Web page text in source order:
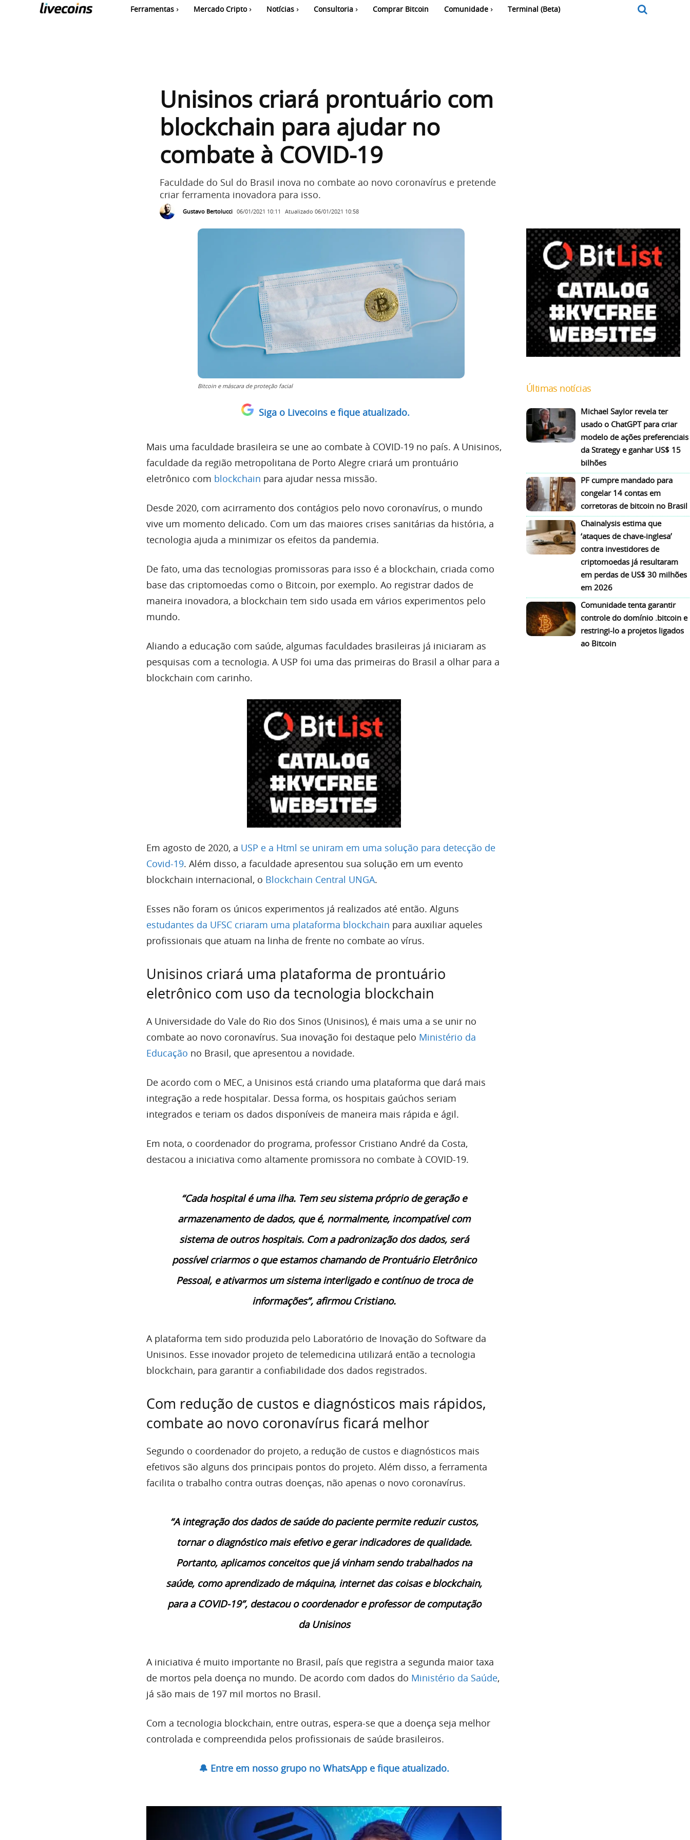
Ferramentas Mercado Cripto Notícias Consultoria Comprar Bitcoin Comunidade Terminal (Beta)
Unisinos criará prontuário com
blockchain para ajudar no
combate à COVID-19
Faculdade do Sul do Brasil inova no combate ao novo coronavírus e pretende
criar ferramenta inovadora para isso.
Gustavo Bertolucci 06/01/2021 10:11 Atualizado 06/01/2021 10:58
Bitcoin e máscara de proteção facial
Siga o Livecoins e fique atualizado.
Mais uma faculdade brasileira se une ao combate à COVID-19 no país. A Unisinos,
faculdade da região metropolitana de Porto Alegre criará um prontuário
eletrônico com blockchain para ajudar nessa missão.
Desde 2020, com acirramento dos contágios pelo novo coronavírus, o mundo
vive um momento delicado. Com um das maiores crises sanitárias da história, a
tecnologia ajuda a minimizar os efeitos da pandemia.
De fato, uma das tecnologias promissoras para isso é a blockchain, criada como
base das criptomoedas como o Bitcoin, por exemplo. Ao registrar dados de
maneira inovadora, a blockchain tem sido usada em vários experimentos pelo
mundo.
Aliando a educação com saúde, algumas faculdades brasileiras já iniciaram as
pesquisas com a tecnologia. A USP foi uma das primeiras do Brasil a olhar para a
blockchain com carinho.
Em agosto de 2020, a USP e a Html se uniram em uma solução para detecção de
Covid-19. Além disso, a faculdade apresentou sua solução em um evento
blockchain internacional, o Blockchain Central UNGA.
Esses não foram os únicos experimentos já realizados até então. Alguns
estudantes da UFSC criaram uma plataforma blockchain para auxiliar aqueles
profissionais que atuam na linha de frente no combate ao vírus.
Unisinos criará uma plataforma de prontuário
eletrônico com uso da tecnologia blockchain
A Universidade do Vale do Rio dos Sinos (Unisinos), é mais uma a se unir no
combate ao novo coronavírus. Sua inovação foi destaque pelo Ministério da
Educação no Brasil, que apresentou a novidade.
De acordo com o MEC, a Unisinos está criando uma plataforma que dará mais
integração a rede hospitalar. Dessa forma, os hospitais gaúchos seriam
integrados e teriam os dados disponíveis de maneira mais rápida e ágil.
Em nota, o coordenador do programa, professor Cristiano André da Costa,
destacou a iniciativa como altamente promissora no combate à COVID-19.
“Cada hospital é uma ilha. Tem seu sistema próprio de geração e
armazenamento de dados, que é, normalmente, incompatível com
sistema de outros hospitais. Com a padronização dos dados, será
possível criarmos o que estamos chamando de Prontuário Eletrônico
Pessoal, e ativarmos um sistema interligado e contínuo de troca de
informações”, afirmou Cristiano.
A plataforma tem sido produzida pelo Laboratório de Inovação do Software da
Unisinos. Esse inovador projeto de telemedicina utilizará então a tecnologia
blockchain, para garantir a confiabilidade dos dados registrados.
Com redução de custos e diagnósticos mais rápidos,
combate ao novo coronavírus ficará melhor
Segundo o coordenador do projeto, a redução de custos e diagnósticos mais
efetivos são alguns dos principais pontos do projeto. Além disso, a ferramenta
facilita o trabalho contra outras doenças, não apenas o novo coronavírus.
“A integração dos dados de saúde do paciente permite reduzir custos,
tornar o diagnóstico mais efetivo e gerar indicadores de qualidade.
Portanto, aplicamos conceitos que já vinham sendo trabalhados na
saúde, como aprendizado de máquina, internet das coisas e blockchain,
para a COVID-19”, destacou o coordenador e professor de computação
da Unisinos
A iniciativa é muito importante no Brasil, país que registra a segunda maior taxa
de mortos pela doença no mundo. De acordo com dados do Ministério da Saúde,
já são mais de 197 mil mortos no Brasil.
Com a tecnologia blockchain, entre outras, espera-se que a doença seja melhor
controlada e compreendida pelos profissionais de saúde brasileiros.
🔔 Entre em nosso grupo no WhatsApp e fique atualizado.
Últimas notícias
Michael Saylor revela ter
usado o ChatGPT para criar
modelo de ações preferenciais
da Strategy e ganhar US$ 15
bilhões
PF cumpre mandado para
congelar 14 contas em
corretoras de bitcoin no Brasil
Chainalysis estima que
‘ataques de chave-inglesa’
contra investidores de
criptomoedas já resultaram
em perdas de US$ 30 milhões
em 2026
Comunidade tenta garantir
controle do domínio .bitcoin e
restringi-lo a projetos ligados
ao Bitcoin